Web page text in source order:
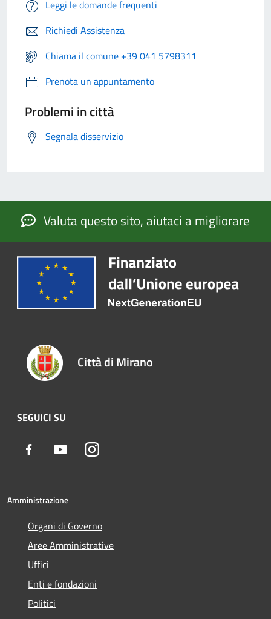
Leggi le domande frequenti
Richiedi Assistenza
Chiama il comune +39 041 5798311
Prenota un appuntamento
Problemi in città
Segnala disservizio
Valuta questo sito, aiutaci a migliorare
Città di Mirano
SEGUICI SU
Facebook YoutubeInstagram
Amministrazione
Organi di Governo
Aree Amministrative
Uffici
Enti e fondazioni
Politici